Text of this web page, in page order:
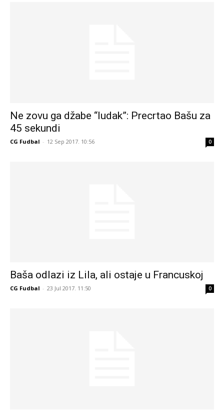
Ne zovu ga džabe “ludak”: Precrtao Bašu za
45 sekundi
CG Fudbal - 12 Sep 2017. 10:56 0
Baša odlazi iz Lila, ali ostaje u Francuskoj
CG Fudbal - 23 Jul 2017. 11:50 0